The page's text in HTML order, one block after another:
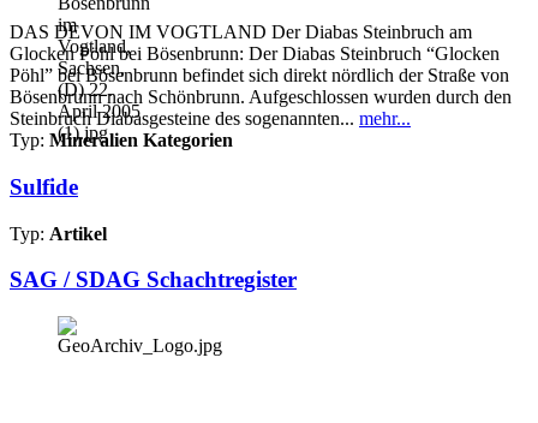
DAS DEVON IM VOGTLAND Der Diabas Steinbruch am
Glocken Pöhl bei Bösenbrunn: Der Diabas Steinbruch “Glocken
Pöhl” bei Bösenbrunn befindet sich direkt nördlich der Straße von
Bösenbrunn nach Schönbrunn. Aufgeschlossen wurden durch den
Steinbruch Diabasgesteine des sogenannten... mehr...
Typ: Mineralien Kategorien
Sulfide
Typ: Artikel
SAG / SDAG Schachtregister